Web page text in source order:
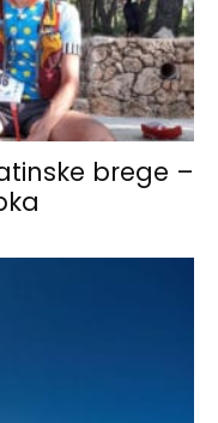
brege –